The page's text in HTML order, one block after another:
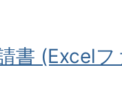
書 (Excel